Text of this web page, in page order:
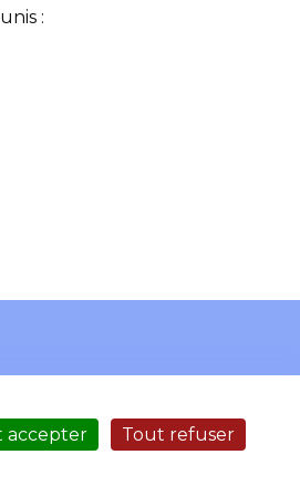
:
accepter
Tout refuser